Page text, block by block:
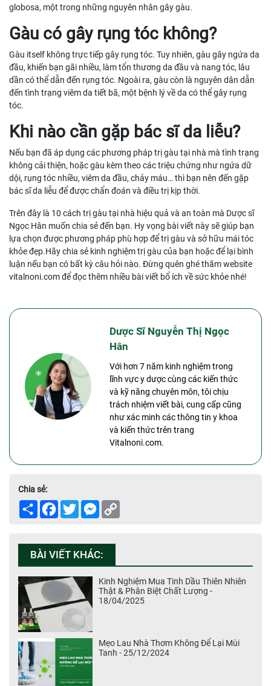
globosa, một trong những nguyên nhân gây gàu.
Gàu có gây rụng tóc không?
Gàu itself không trực tiếp gây rụng tóc. Tuy nhiên, gàu gây ngứa da
đầu, khiến bạn gãi nhiều, làm tổn thương da đầu và nang tóc, lâu
dần có thể dẫn đến rụng tóc. Ngoài ra, gàu còn là nguyên dân dẫn
đến tình trạng viêm da tiết bã, một bệnh lý về da có thể gây rụng
tóc.
Khi nào cần gặp bác sĩ da liễu?
Nếu bạn đã áp dụng các phương pháp trị gàu tại nhà mà tình trạng
không cải thiện, hoặc gàu kèm theo các triệu chứng như ngứa dữ
dội, rụng tóc nhiều, viêm da đầu, chảy máu… thì bạn nên đến gặp
bác sĩ da liễu để được chẩn đoán và điều trị kịp thời.
Trên đây là 10 cách trị gàu tại nhà hiệu quả và an toàn mà Dược sĩ
Ngọc Hân muốn chia sẻ đến bạn. Hy vọng bài viết này sẽ giúp bạn
lựa chọn được phương pháp phù hợp để trị gàu và sở hữu mái tóc
khỏe đẹp.Hãy chia sẻ kinh nghiệm trị gàu của bạn hoặc để lại bình
luận nếu bạn có bất kỳ câu hỏi nào. Đừng quên ghé thăm website
vitalnoni.com để đọc thêm nhiều bài viết bổ ích về sức khỏe nhé!
Dược Sĩ Nguyễn Thị Ngọc
Hân
Với hơn 7 năm kinh nghiệm trong
lĩnh vực y dược cùng các kiến thức
và kỹ năng chuyên môn, tôi chịu
trách nhiệm viết bài, cung cấp cũng
như xác minh các thông tin y khoa
và kiến thức trên trang
Vitalnoni.com.
Chia sẻ:
Share Facebook
TwitterMessenger
BÀI VIẾT KHÁC:
Kinh Nghiệm Mua Tinh Dầu Thiên Nhiên
Thật & Phân Biệt Chất Lượng -
18/04/2025
Mẹo Lau Nhà Thơm Không Để Lại Mùi
Tanh - 25/12/2024